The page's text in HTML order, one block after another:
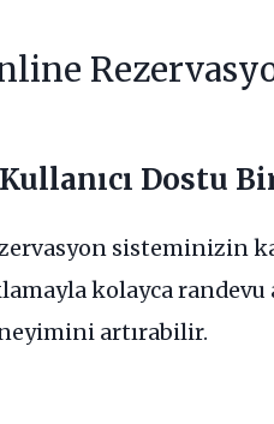
Kullanıcı Dostu
sisteminizin
kolayca
artırabilir.